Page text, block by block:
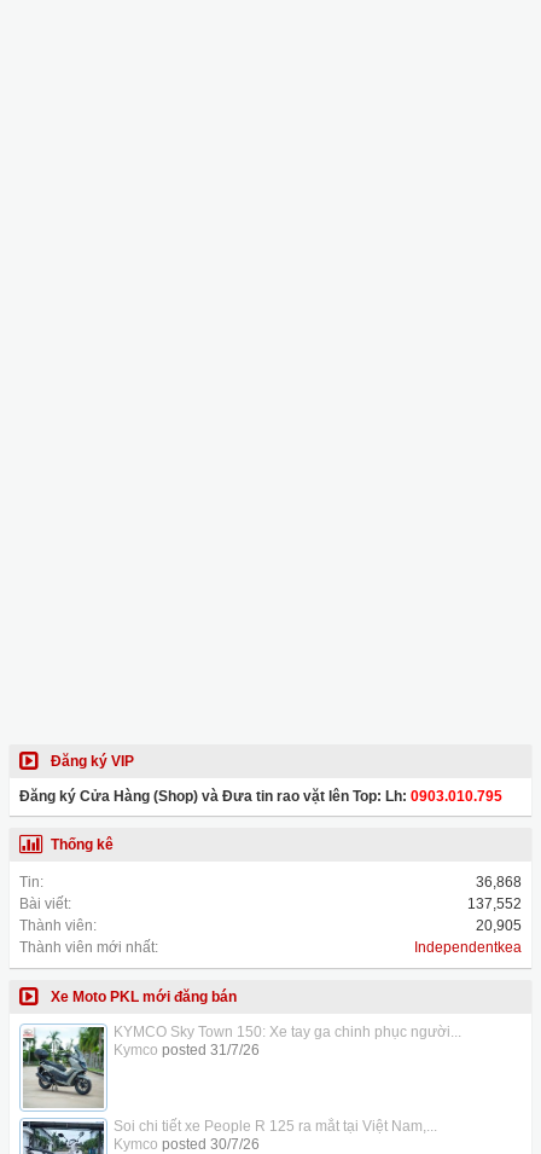
Đăng ký VIP
Đăng ký Cửa Hàng (Shop) và Đưa tin rao vặt lên Top: Lh: 0903.010.795
Thống kê
Tin:
36,868
Bài viết:
137,552
Thành viên:
20,905
Thành viên mới nhất:
Independentkea
Xe Moto PKL mới đăng bán
KYMCO Sky Town 150: Xe tay ga chinh phục người...
Kymco posted 31/7/26
Soi chi tiết xe People R 125 ra mắt tại Việt Nam,...
Kymco posted 30/7/26